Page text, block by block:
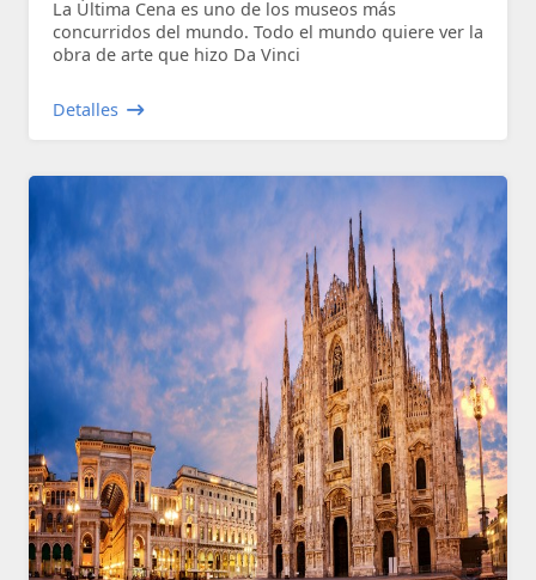
La Última Cena es uno de los museos más
concurridos del mundo. Todo el mundo quiere ver la
obra de arte que hizo Da Vinci
Detalles